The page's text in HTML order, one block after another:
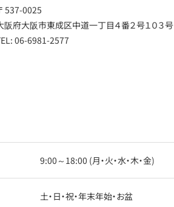
537-0025
阪府大阪市東成区中道一丁目４番２号１０３号
06-6981-2577
9:00～18:00 (月・火・水・木・金)
土・日・祝・年末年始・お盆